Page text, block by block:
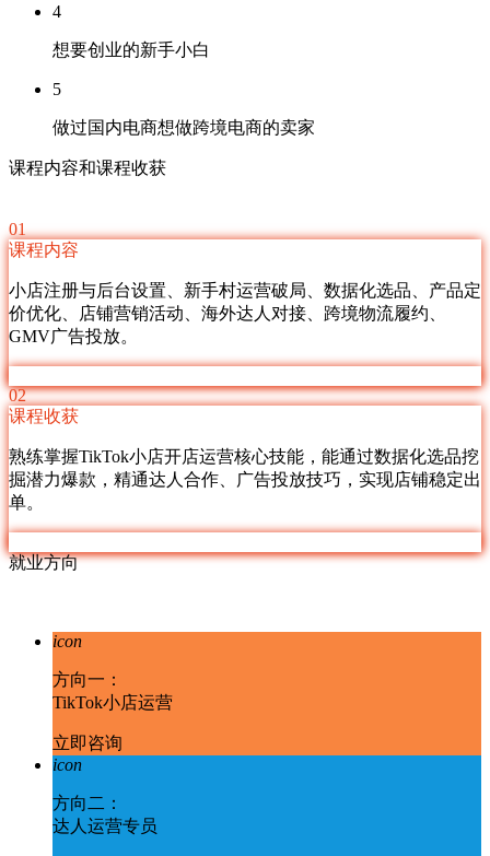
4
想要创业的新手小白
5
做过国内电商想做跨境电商的卖家
课程内容和课程收获
01
课程内容
小店注册与后台设置、新手村运营破局、数据化选品、产品定
价优化、店铺营销活动、海外达人对接、跨境物流履约、
GMV广告投放。
02
课程收获
熟练掌握TikTok小店开店运营核心技能，能通过数据化选品挖
掘潜力爆款，精通达人合作、广告投放技巧，实现店铺稳定出
单。
就业方向
icon
方向一：
TikTok小店运营
立即咨询
icon
方向二：
达人运营专员